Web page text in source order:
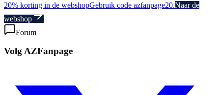
20% korting in de webshopGebruik code azfanpage20.Naar de
webshop
Forum
Volg AZFanpage